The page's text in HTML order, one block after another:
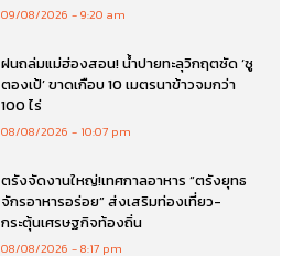
09/08/2026 9:20 am
ฝนถล่มแม่ฮ่องสอน! น้ำปายทะลุวิกฤตซัด ‘ซู
ตองเป้’ ขาดเกือบ 10 เมตรนาข้าวจมกว่า
100 ไร่
08/08/2026 10:07 pm
ตรังจัดงานใหญ่!เทศกาลอาหาร “ตรังยุทธ
จักรอาหารอร่อย” ส่งเสริมท่องเที่ยว-
กระตุ้นเศรษฐกิจท้องถิ่น
08/08/2026 8:17 pm